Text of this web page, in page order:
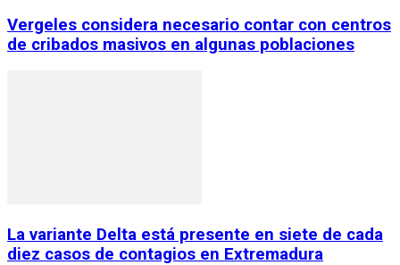
Vergeles considera necesario contar con centros
de cribados masivos en algunas poblaciones
La variante Delta está presente en siete de cada
diez casos de contagios en Extremadura